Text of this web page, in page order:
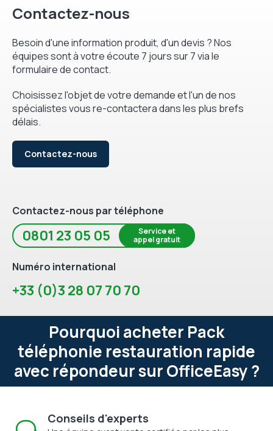
Contactez-nous
Besoin d'une information produit, d'un devis ? Nos
équipes sont à votre écoute 7 jours sur 7 via le
formulaire de contact.
Choisissez l'objet de votre demande et l'un de nos
spécialistes vous re-contactera dans les plus brefs
délais.
Contactez-nous
Contactez-nous par téléphone
0801 23 05 05
Service et
appel gratuit
Numéro international
+33 (0)3 28 07 70 70
Pourquoi acheter Pack
téléphonie restauration rapide
avec répondeur sur OfficeEasy ?
Conseils d'experts